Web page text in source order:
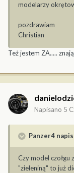
modelarzy
pozdrawiam
Christian
Też jestem ZA.....
Napisano 5
Panzer4
Czy model czołgu
"zieleniną" to już